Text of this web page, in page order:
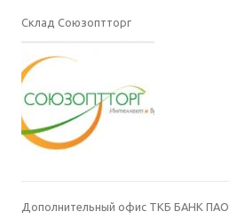
Склад Союзоптторг
Дополнительный офис ТКБ БАНК ПАО